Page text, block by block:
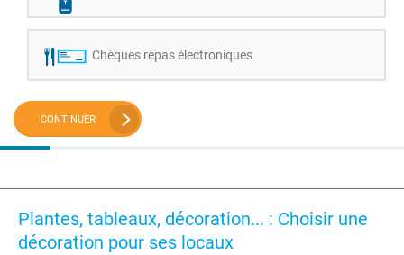
Chèques repas électroniques
CONTINUER
Plantes, tableaux, décoration... : Choisir une
décoration pour ses locaux